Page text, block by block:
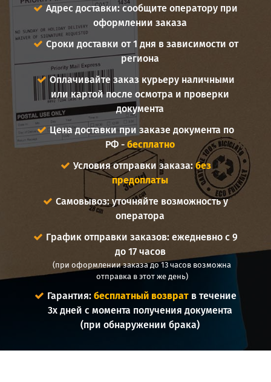
Адрес доставки: сообщите оператору при
оформлении заказа
Сроки доставки от 1 дня в зависимости от
региона
Оплачивайте заказ курьеру наличными
или картой после осмотра и проверки
документа
Цена доставки при заказе документа по
РФ -бесплатно
Условия отправки заказа:без
предоплаты
Самовывоз: уточняйте возможность у
оператора
График отправки заказов: ежедневно с 9
до 17 часов
(при оформлении заказа до 13 часов возможна
отправка в этот же день)
Гарантия:бесплатный возврат в течение
3х дней с момента получения документа
(при обнаружении брака)